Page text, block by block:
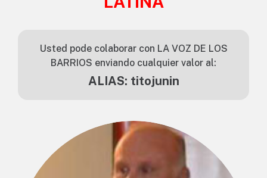
Usted pode colaborar con LA VOZ DE LOS
BARRIOS enviando cualquier valor al:
ALIAS: titojunin